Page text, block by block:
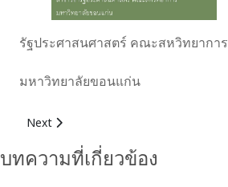
รัฐประศาสนศาสตร์ คณะสหวิทยาการ
มหาวิทยาลัยขอนแก่น
Next article: นายพสธร รักเมือง (ครูริว)
Next
บทความที่เกี่ยวข้อง